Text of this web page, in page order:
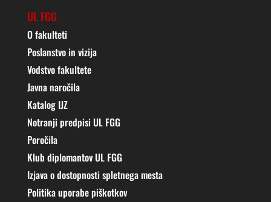
UL FGG
O fakulteti
Poslanstvo in vizija
Vodstvo fakultete
Javna naročila
Katalog IJZ
Notranji predpisi UL FGG
Poročila
Klub diplomantov UL FGG
Izjava o dostopnosti spletnega mesta
Politika uporabe piškotkov